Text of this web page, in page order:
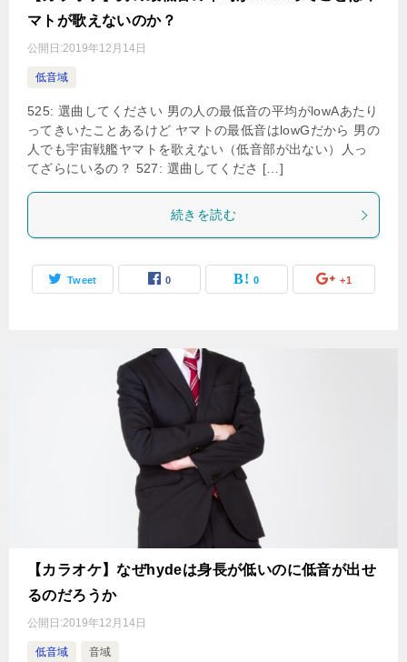
マトが歌えないのか？
公開日:2019年12月14日
低音域
525: 選曲してください 男の人の最低音の平均がlowAあたり
ってきいたことあるけど ヤマトの最低音はlowGだから 男の
人でも宇宙戦艦ヤマトを歌えない（低音部が出ない）人っ
てざらにいるの？ 527: 選曲してくださ […]
続きを読む
Tweet 0 0 +1
【カラオケ】なぜhydeは身長が低いのに低音が出せ
るのだろうか
公開日:2019年12月14日
低音域 音域